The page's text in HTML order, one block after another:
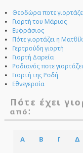
Θεοδώρα ποτε
Γιορτή του Μάριος
Ευφράσιος
Πότε γιορτάζει η
Γερτρούδη γιορτή
Γιορτή Δαρεία
Ροδιανός ποτε γιορτάζει
Γιορτή της Ροδή
Εθνεγερσία
Πότε έχει
από :
Α Β Γ Δ